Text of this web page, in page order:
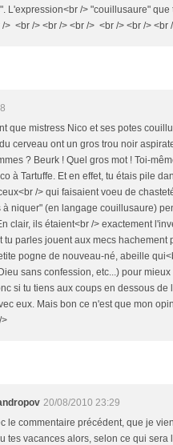
L'expression<br /> "couillusaure"
> <br /> <br /> <br /> <br /> <br /> <br
que mistress Nico et ses potes
cerveau ont un gros trou noir
? Beurk ! Quel gros mot ! Toi-
à Tartuffe. Et en effet, tu étais pile
/> qui faisaient voeu de
niquer" (en langage couillusaure)
clair, ils étaient<br /> exactement
tu parles jouent aux mecs hachement
pogne de nouveau-né, abeille
sans confession, etc...) pour
si tu tiens aux coups en dessous de
eux. Mais bon ce n'est que mon
>
20/08/2010 23:29
le commentaire précédent, que je
tes vacances alors, selon ce qui sera